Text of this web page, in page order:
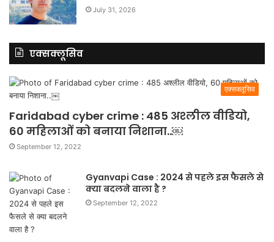
July 31, 2026
एक्सक्लूसिव
एक्सक्लूसिव
Faridabad cyber crime : 485 अश्लील वीडियो,
60 महिलाओं को बनाया निशाना..￼
September 12, 2022
Gyanvapi Case : 2024 से पहले इस फैसले से
क्या बदलने वाला है ?
September 12, 2022